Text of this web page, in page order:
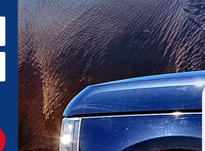
Lugar de recogida
Lugar de devolución
Recogida Devolución